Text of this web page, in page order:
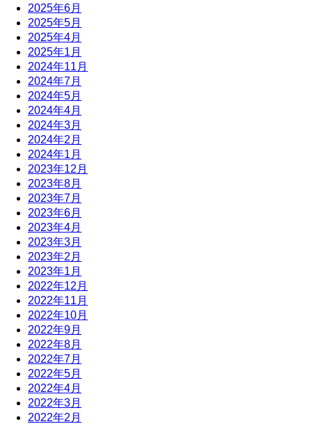
2025年6月
2025年5月
2025年4月
2025年1月
2024年11月
2024年7月
2024年5月
2024年4月
2024年3月
2024年2月
2024年1月
2023年12月
2023年8月
2023年7月
2023年6月
2023年4月
2023年3月
2023年2月
2023年1月
2022年12月
2022年11月
2022年10月
2022年9月
2022年8月
2022年7月
2022年5月
2022年4月
2022年3月
2022年2月